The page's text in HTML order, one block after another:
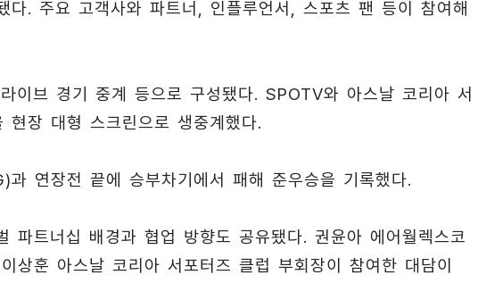
다. 주요 고객사와 파트너, 인플루언서, 스포츠 팬 등이 참여해
브 경기 중계 등으로 구성됐다. SPOTV와 아스날 코리아 서
현장 대형 스크린으로 생중계했다.
연장전 끝에 승부차기에서 패해 준우승을 기록했다.
파트너십 배경과 협업 방향도 공유됐다. 권윤아 에어월렉스코
상훈 아스날 코리아 서포터즈 클럽 부회장이 참여한 대담이